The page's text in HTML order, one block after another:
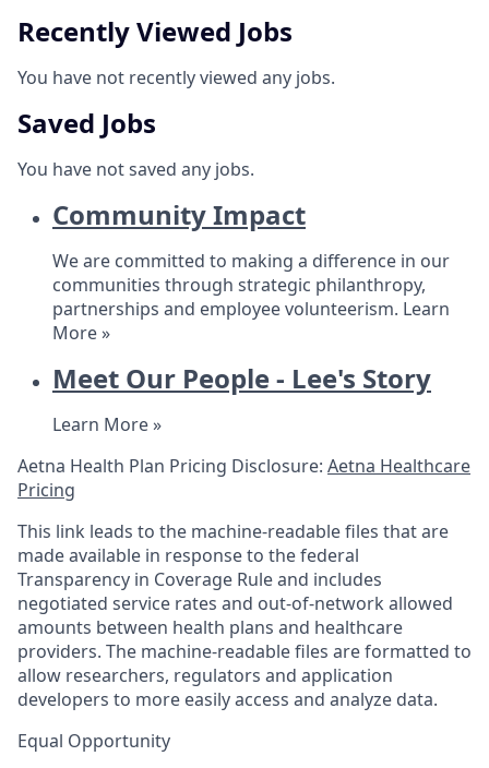
Recently Viewed Jobs
You have not recently viewed any jobs.
Saved Jobs
You have not saved any jobs.
Community Impact
We are committed to making a difference in our
communities through strategic philanthropy,
partnerships and employee volunteerism. Learn
More »
Meet Our People - Lee's Story
Learn More »
Aetna Health Plan Pricing Disclosure: Aetna Healthcare
Pricing
This link leads to the machine-readable files that are
made available in response to the federal
Transparency in Coverage Rule and includes
negotiated service rates and out-of-network allowed
amounts between health plans and healthcare
providers. The machine-readable files are formatted to
allow researchers, regulators and application
developers to more easily access and analyze data.
Equal Opportunity